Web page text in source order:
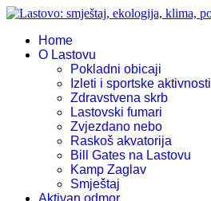
Home
O Lastovu
Pokladni obicaji
Izleti i sportske aktivnosti
Zdravstvena skrb
Lastovski fumari
Zvjezdano nebo
Raskoš akvatorija
Bill Gates na Lastovu
Kamp Zaglav
Smještaj
Aktivan odmor